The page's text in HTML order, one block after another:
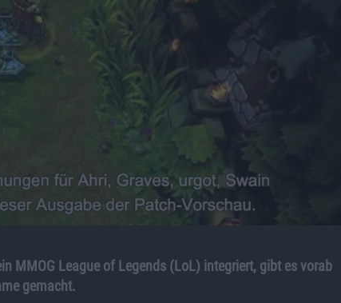
MMOG League of Legends (LoL) integriert, gibt es vorab
gemacht.